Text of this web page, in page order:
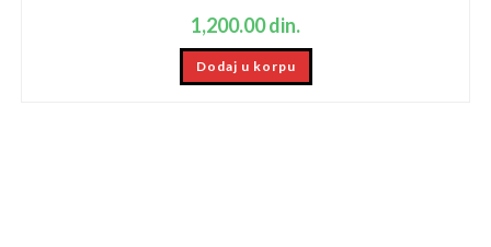
1,200.00din.
Dodaj u korpu